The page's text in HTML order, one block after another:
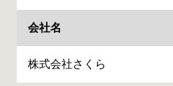
会社名
株式会社さくら